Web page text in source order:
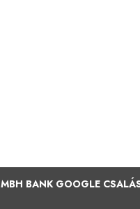
MBH BANK GOOGLE